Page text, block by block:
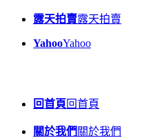
露天拍賣露天拍賣
YahooYahoo
回首頁回首頁
關於我們 關於我們